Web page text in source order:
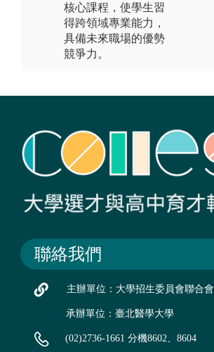
核心課程，使學生習
得跨領域專業能力，
具備未來職場的優勢
競爭力。
聯絡我們
主辦單位：大學招生委員會聯合會
承辦單位：臺北醫學大學
(02)2736-1661 分機8602、8604